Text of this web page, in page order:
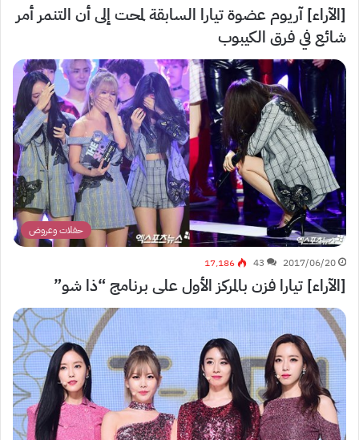
[الآراء] آريوم عضوة تيارا السابقة لمحت إلى أن التنمر أمر
شائع في فرق الكيبوب
حفلات وعروض
2017/06/20
43 17٬186
[الآراء] تيارا فزن بالمركز الأول على برنامج “ذا شو”